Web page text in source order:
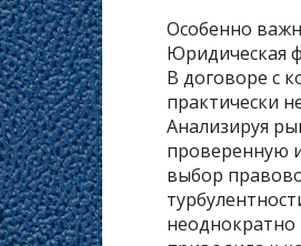
Особенно
Юридическая
В договоре с
практически
Анализируя
проверенную
выбор